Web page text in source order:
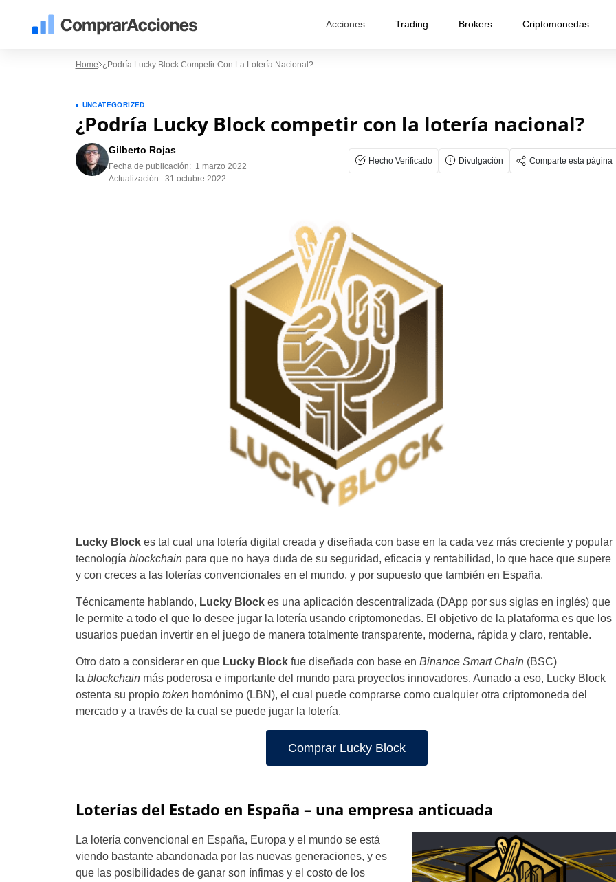
Acciones Trading Brokers Criptomonedas
Home ¿Podría Lucky Block Competir Con La Lotería Nacional?
UNCATEGORIZED
¿Podría Lucky Block competir con la lotería nacional?
Gilberto Rojas
Fecha de publicación: 1 marzo 2022
Actualización: 31 octubre 2022
Hecho Verificado Divulgación Comparte esta página
Lucky Blockes tal cual una lotería digital creada y diseñada con base en la cada vez más creciente y popular
tecnología blockchainpara que no haya duda de su seguridad, eficacia y rentabilidad, lo que hace que supere
y con creces a las loterías convencionales en el mundo, y por supuesto que también en España.
Técnicamente hablando, Lucky Blockes una aplicación descentralizada (DApp por sus siglas en inglés) que
le permite a todo el que lo desee jugar la lotería usando criptomonedas. El objetivo de la plataforma es que los
usuarios puedan invertir en el juego de manera totalmente transparente, moderna, rápida y claro, rentable.
Otro dato a considerar en que Lucky Blockfue diseñada con base en Binance Smart Chain(BSC)
la blockchainmás poderosa e importante del mundo para proyectos innovadores. Aunado a eso, Lucky Block
ostenta su propio tokenhomónimo (LBN), el cual puede comprarse como cualquier otra criptomoneda del
mercado y a través de la cual se puede jugar la lotería.
Comprar Lucky Block
Loterías del Estado en España – una empresa anticuada
La lotería convencional en España, Europa y el mundo se está
viendo bastante abandonada por las nuevas generaciones, y es
que las posibilidades de ganar son ínfimas y el costo de los